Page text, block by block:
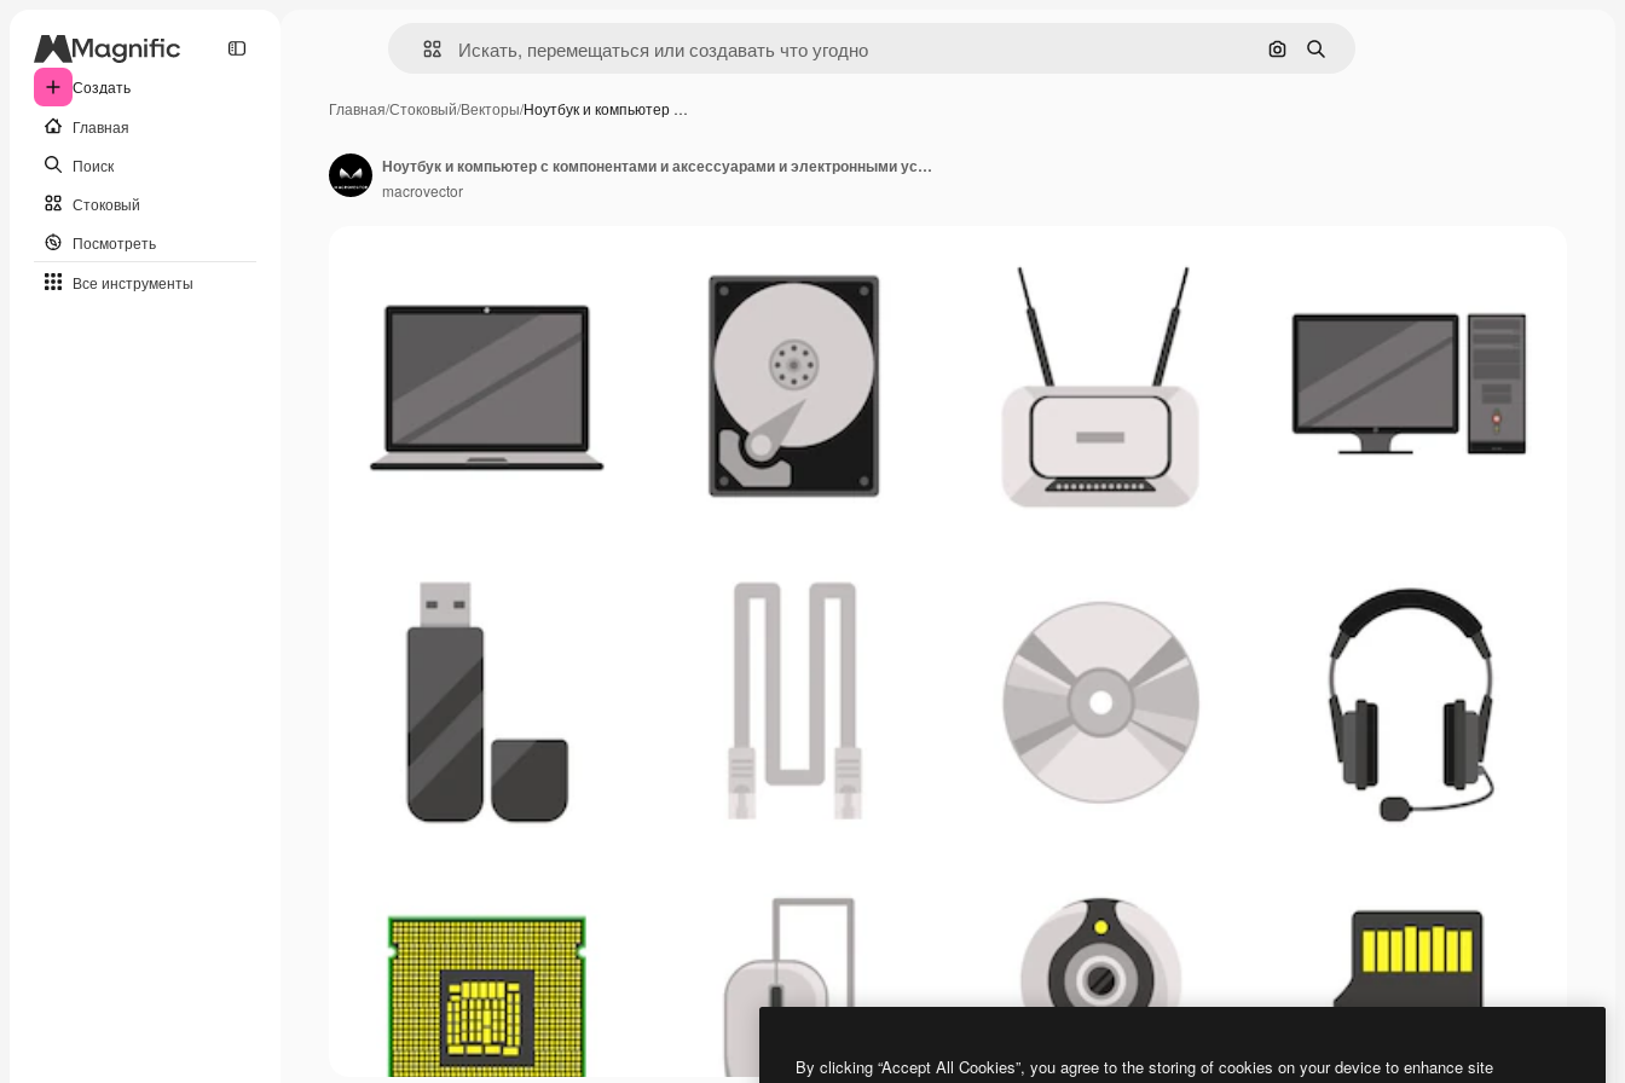
Создать
Главная
Поиск
Стоковый
Посмотреть
Все инструменты
Поиск по изображению
Поиск
Главная/Стоковый/Векторы/Ноутбук и компьютер …
Ноутбук и компьютер с компонентами и аксессуарами и электронными устройствами
macrovector
By clicking “Accept All Cookies”, you agree to the storing of cookies on your device to enhance site